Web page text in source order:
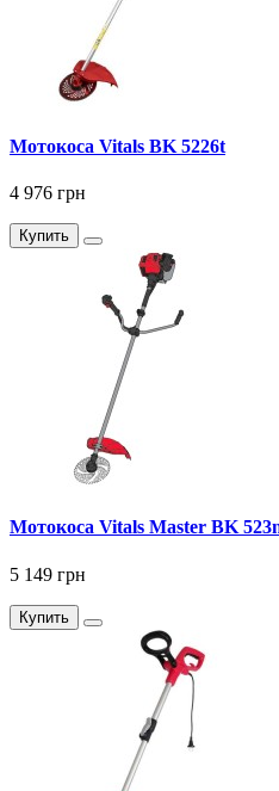
Мотокоса Vitals BK 5226t
4 976 грн
Купить
Мотокоса Vitals Master BK
5 149 грн
Купить